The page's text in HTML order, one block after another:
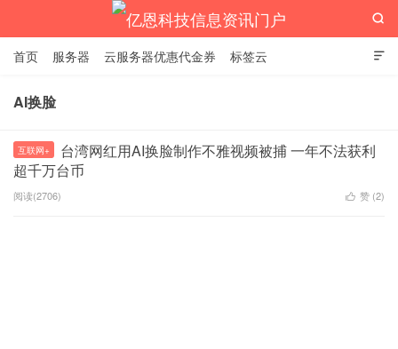
亿恩科技信息资讯门户

首页 服务器 云服务器优惠代金券 标签云

AI换脸
互联网+
台湾网红用AI换脸制作不雅视频被捕 一年不法获利
超千万台币
阅读(2706)  赞 (2)